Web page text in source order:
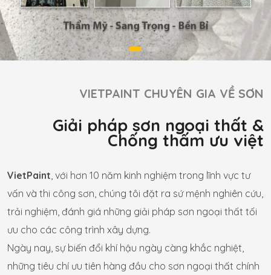
VIETPAINT CHUYÊN GIA VỀ SƠN
Giải pháp sơn ngoại thất &
Chống thấm ưu việt
VietPaint , với hơn 10 năm kinh nghiệm trong lĩnh vực tư
vấn và thi công sơn, chúng tôi đặt ra sứ mệnh nghiên cứu,
trải nghiệm, đánh giá những giải pháp sơn ngoại thất tối
ưu cho các công trình xây dựng.
Ngày nay, sự biến đổi khí hậu ngày càng khắc nghiệt,
những tiêu chí ưu tiên hàng đầu cho sơn ngoại thất chính